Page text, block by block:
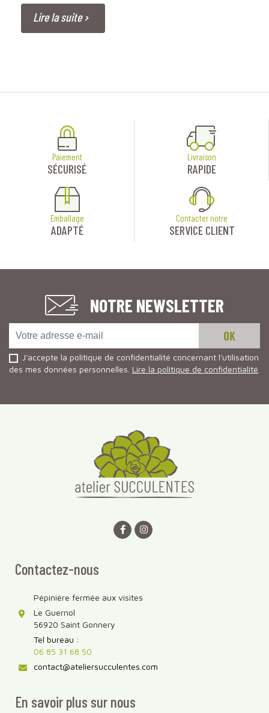
Lire la suite
Paiement
SÉCURISÉ
Livraison
RAPIDE
Emballage
ADAPTÉ
Contacter notre
SERVICE CLIENT
NOTRE NEWSLETTER
J'accepte la politique de confidentialité concernant l'utilisation
des mes données personnelles. Lire la politique de confidentialité
En savoir plus sur nous
Contactez-nous
Pépinière fermée aux visites
Le Guernol
56920 Saint Gonnery
Tel bureau :
06 85 31 68 50
contact@ateliersucculentes.com